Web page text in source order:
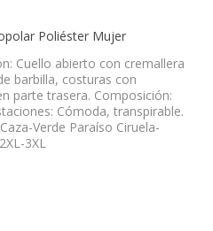
Poliéster Mujer
Cuello abierto con cremallera
barbilla, costuras con
parte trasera. Composición:
Cómoda, transpirable.
Verde Paraíso Ciruela-
3XL